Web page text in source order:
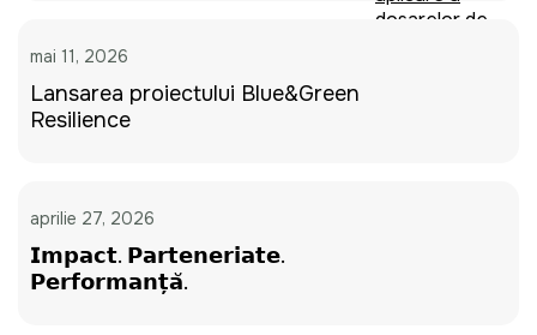
mai 11, 2026
Lansarea proiectului Blue&Green
Resilience
aprilie 27, 2026
𝗜𝗺𝗽𝗮𝗰𝘁. 𝗣𝗮𝗿𝘁𝗲𝗻𝗲𝗿𝗶𝗮𝘁𝗲.
𝗣𝗲𝗿𝗳𝗼𝗿𝗺𝗮𝗻𝘁̦𝗮̆.